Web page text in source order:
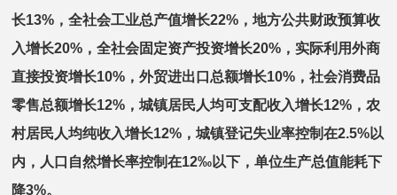
长13% ，全社会工业总产值增长22% ，地方公共财政预算收
入增长20% ，全社会固定资产投资增长20% ，实际利用外商
直接投资增长10% ，外贸进出口总额增长10% ，社会消费品
零售总额增长12% ，城镇居民人均可支配收入增长12% ，农
村居民人均纯收入增长12% ，城镇登记失业率控制在2.5%以
内，人口自然增长率控制在12‰以下，单位生产总值能耗下
降3%。